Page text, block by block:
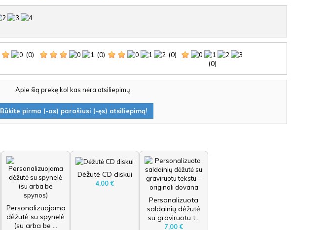
(0) (0)
(0)
(0)
Apie šią prekę kol kas nėra atsiliepimų
Būkite pirma (-as) parašiusi (-ęs) atsiliepimą!
Personalizuojama
dėžutė su spynelė
(su arba be ...
Dėžutė CD diskui
4,00 €
Personalizuota
saldainių dėžutė
su graviruotu t...
7,00 €